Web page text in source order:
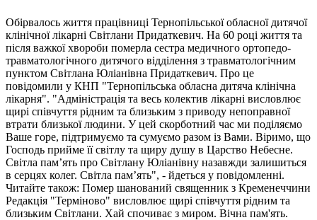
Обірвалось життя працівниці Тернопільської обласної дитячої
клінічної лікарні Світлани Придаткевич. На 60 році життя та
після важкої хвороби померла сестра медичного ортопедо-
травматологічного дитячого відділення з травматологічним
пунктом Світлана Юліанівна Придаткевич. Про це
повідомили у КНП "Тернопільська обласна дитяча клінічна
лікарня". "Адміністрація та весь колектив лікарні висловлює
щирі співчуття рідним та близьким з приводу непоправної
втрати близької людини. У цей скорботний час ми поділяємо
Ваше горе, підтримуємо та сумуємо разом із Вами. Віримо, що
Господь прийме її світлу та щиру душу в Царство Небесне.
Світла пам’ять про Світлану Юліанівну назавжди залишиться
в серцях колег. Світла пам’ять", - йдеться у повідомленні.
Читайте також: Помер шанований священник з Кременеччини
Редакція "Терміново" висловлює щирі співчуття рідним та
близьким Світлани. Хай спочиває з миром. Вічна пам'ять.